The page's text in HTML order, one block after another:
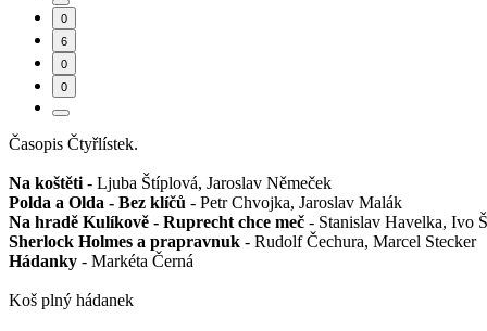
0
6
0
0
Časopis Čtyřlístek.
Na koštěti - Ljuba Štíplová, Jaroslav Němeček
Polda a Olda - Bez klíčů - Petr Chvojka, Jaroslav Malák
Na hradě Kulíkově - Ruprecht chce meč - Stanislav Havelka, Ivo
Sherlock Holmes a prapravnuk - Rudolf Čechura, Marcel Stecker
Hádanky - Markéta Černá
Koš plný hádanek